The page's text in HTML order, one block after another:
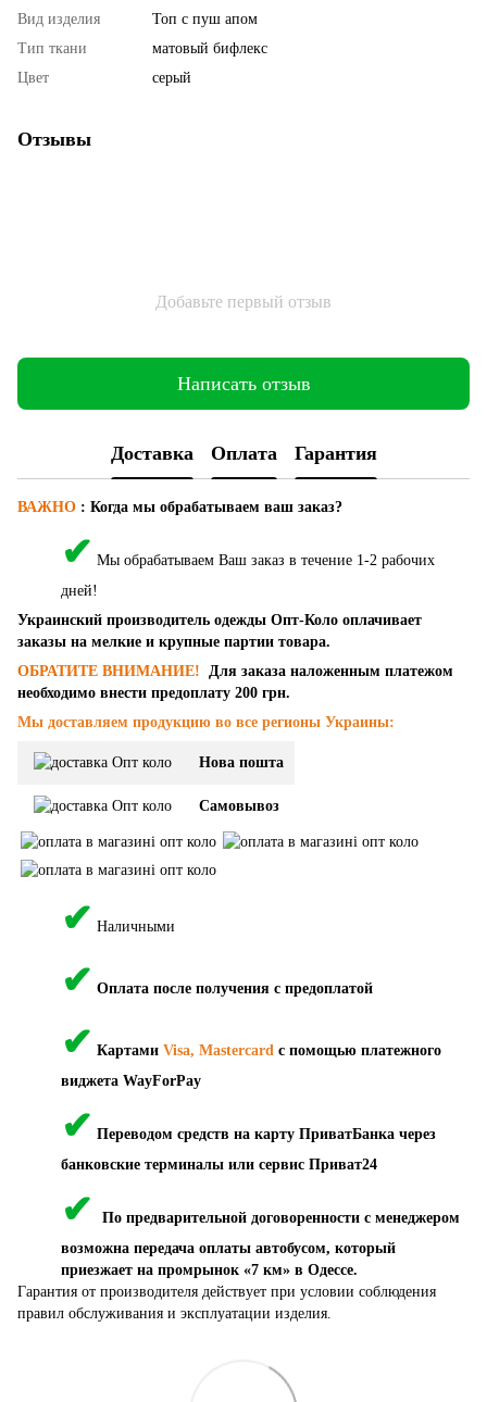
Вид изделия
Топ с пуш апом
Тип ткани
матовый бифлекс
Цвет
серый
Отзывы
Добавьте первый отзыв
Написать отзыв
Доставка Оплата Гарантия
ВАЖНО : Когда мы обрабатываем ваш заказ?
✔ Мы обрабатываем Ваш заказ в течение 1-2 рабочих
дней!
Украинский производитель одежды Опт-Коло оплачивает
заказы на мелкие и крупные партии товара.
ОБРАТИТЕ ВНИМАНИЕ! Для заказа наложенным платежом
необходимо внести предоплату 200 грн.
Мы доставляем продукцию во все регионы Украины:
Нова пошта
Самовывоз
✔ Наличными
✔ Оплата после получения с предоплатой
✔ Картами Visa, Mastercard с помощью платежного
виджета WayForPay
✔ Переводом средств на карту ПриватБанка через
банковские терминалы или сервис Приват24
✔
По предварительной договоренности с менеджером
возможна передача оплаты автобусом, который
приезжает на промрынок «7 км» в Одессе.
Гарантия от производителя действует при условии соблюдения
правил обслуживания и эксплуатации изделия.